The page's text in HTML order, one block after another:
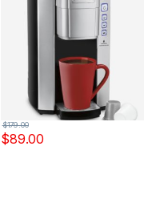
$89.00
$179.00